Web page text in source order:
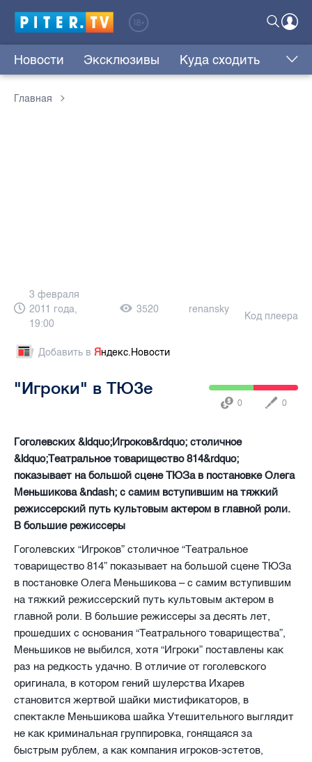
Новости Эксклюзивы Куда сходить
Главная
3 февраля
2011 года,
19:00
3520 renansky
Код плеера
Добавить в Яндекс.Новости
"Игроки" в ТЮЗе
0 0
Гоголевских &ldquo;Игроков&rdquo; столичное
&ldquo;Театральное товарищество 814&rdquo;
показывает на большой сцене ТЮЗа в постановке Олега
Меньшикова &ndash; с самим вступившим на тяжкий
режиссерский путь культовым актером в главной роли.
В большие режиссеры
Гоголевских “Игроков” столичное “Театральное
товарищество 814” показывает на большой сцене ТЮЗа
в постановке Олега Меньшикова – с самим вступившим
на тяжкий режиссерский путь культовым актером в
главной роли. В большие режиссеры за десять лет,
прошедших с основания “Театрального товарищества”,
Меньшиков не выбился, хотя “Игроки” поставлены как
раз на редкость удачно. В отличие от гоголевского
оригинала, в котором гений шулерства Ихарев
становится жертвой шайки мистификаторов, в
спектакле Меньшикова шайка Утешительного выглядит
не как криминальная группировка, гонящаяся за
быстрым рублем, а как компания игроков-эстетов,